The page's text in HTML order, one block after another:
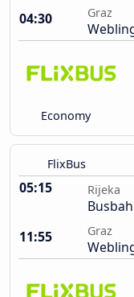
04:30
Graz
Economy
FlixBus
05:15 Rijeka
11:55
Graz